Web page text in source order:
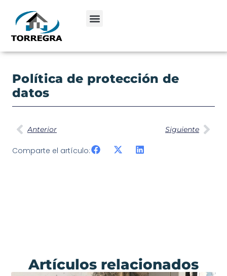
Política de protección de
datos
Anterior Siguiente
Comparte el artículo:
Artículos relacionados